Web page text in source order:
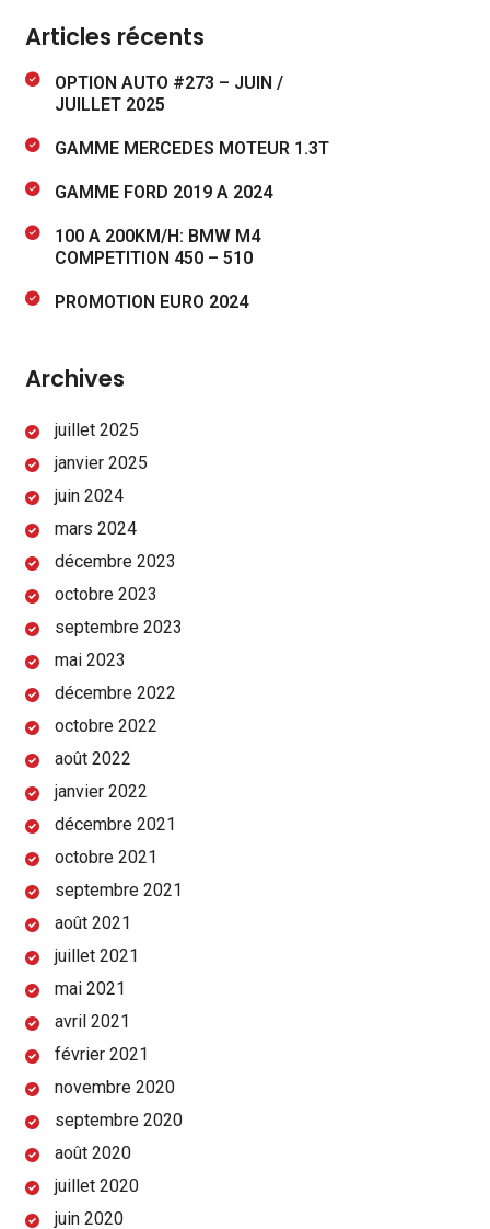
Articles récents
OPTION AUTO #273 – JUIN /
JUILLET 2025
GAMME MERCEDES MOTEUR 1.3T
GAMME FORD 2019 A 2024
100 A 200KM/H: BMW M4
COMPETITION 450 – 510
PROMOTION EURO 2024
Archives
juillet 2025
janvier 2025
juin 2024
mars 2024
décembre 2023
octobre 2023
septembre 2023
mai 2023
décembre 2022
octobre 2022
août 2022
janvier 2022
décembre 2021
octobre 2021
septembre 2021
août 2021
juillet 2021
mai 2021
avril 2021
février 2021
novembre 2020
septembre 2020
août 2020
juillet 2020
juin 2020